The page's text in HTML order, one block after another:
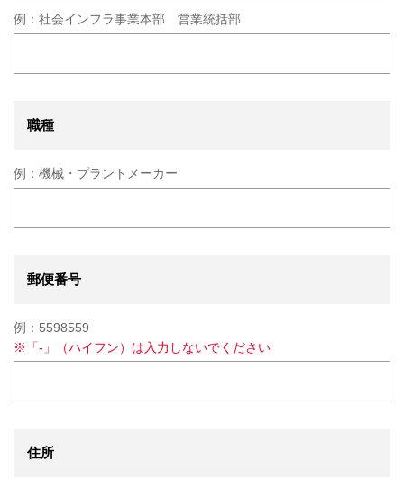
例： 社会インフラ事業本部 営業統括部
職種
例： 機械・プラントメーカー
郵便番号
例： 5598559
※
「-」（ハイフン）は入力しないでください
住所